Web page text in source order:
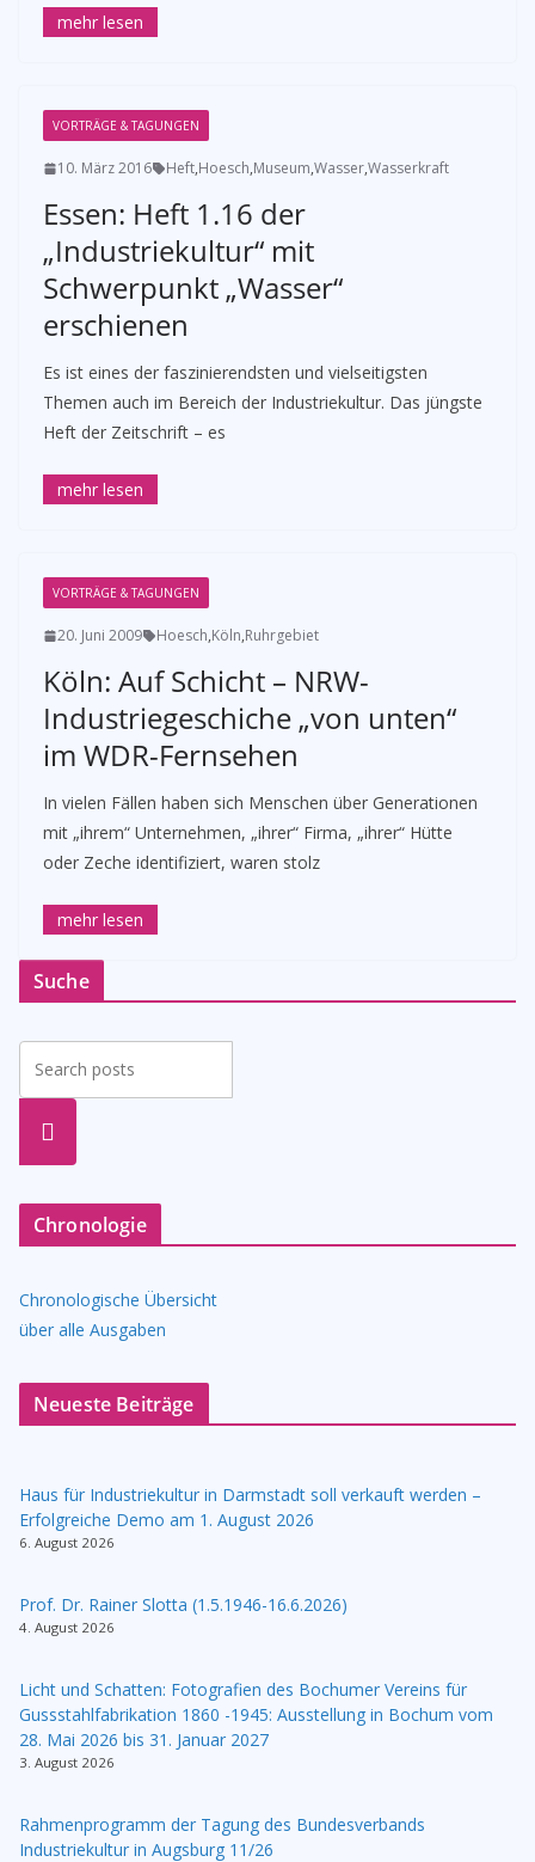
VORTRÄGE & TAGUNGEN
10. März 2016 Heft,Hoesch,Museum,Wasser,Wasserkraft
Essen: Heft 1.16 der
„Industriekultur“ mit
Schwerpunkt „Wasser“
erschienen
Es ist eines der faszinierendsten und vielseitigsten
Themen auch im Bereich der Industriekultur. Das jüngste
Heft der Zeitschrift – es
VORTRÄGE & TAGUNGEN
20. Juni 2009 Hoesch,Köln,Ruhrgebiet
Köln: Auf Schicht – NRW-
Industriegeschiche „von unten“
im WDR-Fernsehen
In vielen Fällen haben sich Menschen über Generationen
mit „ihrem“ Unternehmen, „ihrer“ Firma, „ihrer“ Hütte
oder Zeche identifiziert, waren stolz
Suche
n
Chronologie
Chronologische Übersicht
über alle Ausgaben
Neueste Beiträge
Haus für Industriekultur in Darmstadt soll verkauft werden –
Erfolgreiche Demo am 1. August 2026
6. August 2026
Prof. Dr. Rainer Slotta (1.5.1946-16.6.2026)
4. August 2026
Licht und Schatten: Fotografien des Bochumer Vereins für
Gussstahlfabrikation 1860 -1945: Ausstellung in Bochum vom
28. Mai 2026 bis 31. Januar 2027
3. August 2026
Rahmenprogramm der Tagung des Bundesverbands
Industriekultur in Augsburg 11/26